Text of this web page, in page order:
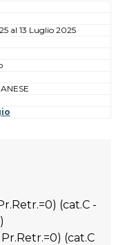
al 13 Luglio 2025
(cat.C -
(cat.C